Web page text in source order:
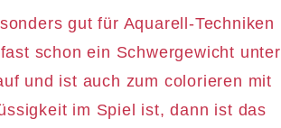
gut für Aquarell-Techniken
schon ein Schwergewicht unter
und ist auch zum colorieren mit
im Spiel ist, dann ist das